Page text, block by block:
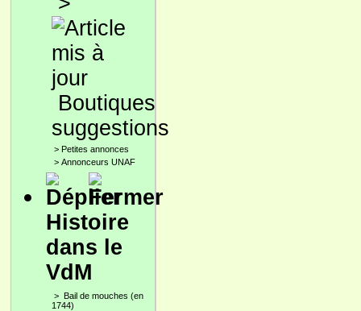
Boutiques
suggestions
> Petites annonces
> Annonceurs UNAF
Histoire
dans le
VdM
> Bail de mouches (en
1744)